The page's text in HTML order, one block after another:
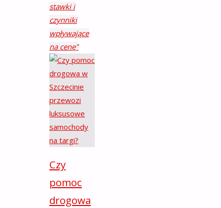
stawki i
czynniki
wpływające
na cenę"
Czy
pomoc
drogowa